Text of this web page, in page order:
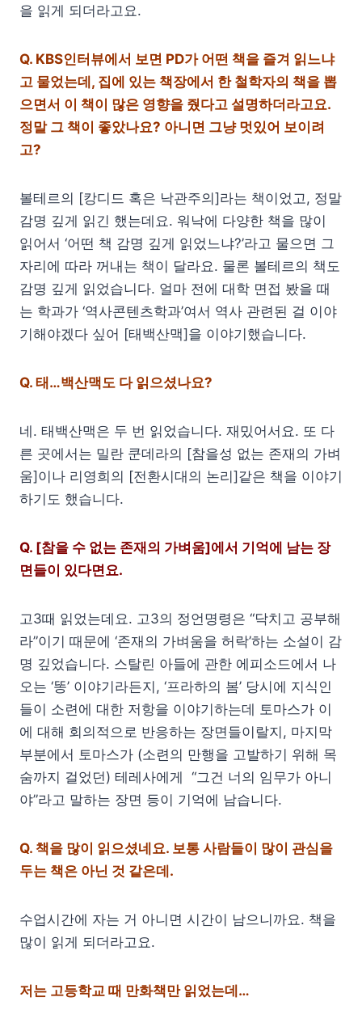
을 읽게 되더라고요.
Q. KBS인터뷰에서 보면 PD가 어떤 책을 즐겨 읽느냐
고 물었는데, 집에 있는 책장에서 한 철학자의 책을 뽑
으면서 이 책이 많은 영향을 줬다고 설명하더라고요.
정말 그 책이 좋았나요? 아니면 그냥 멋있어 보이려
고?
볼테르의 [캉디드 혹은 낙관주의]라는 책이었고, 정말
감명 깊게 읽긴 했는데요. 워낙에 다양한 책을 많이
읽어서 ‘어떤 책 감명 깊게 읽었느냐?’라고 물으면 그
자리에 따라 꺼내는 책이 달라요. 물론 볼테르의 책도
감명 깊게 읽었습니다. 얼마 전에 대학 면접 봤을 때
는 학과가 ‘역사콘텐츠학과’여서 역사 관련된 걸 이야
기해야겠다 싶어 [태백산맥]을 이야기했습니다.
Q. 태…백산맥도 다 읽으셨나요?
네. 태백산맥은 두 번 읽었습니다. 재밌어서요. 또 다
른 곳에서는 밀란 쿤데라의 [참을성 없는 존재의 가벼
움]이나 리영희의 [전환시대의 논리]같은 책을 이야기
하기도 했습니다.
Q. [참을 수 없는 존재의 가벼움]에서 기억에 남는 장
면들이 있다면요.
고3때 읽었는데요. 고3의 정언명령은 “닥치고 공부해
라”이기 때문에 ‘존재의 가벼움을 허락’하는 소설이 감
명 깊었습니다. 스탈린 아들에 관한 에피소드에서 나
오는 ‘똥’ 이야기라든지, ‘프라하의 봄’ 당시에 지식인
들이 소련에 대한 저항을 이야기하는데 토마스가 이
에 대해 회의적으로 반응하는 장면들이랄지, 마지막
부분에서 토마스가 (소련의 만행을 고발하기 위해 목
숨까지 걸었던) 테레사에게 “그건 너의 임무가 아니
야”라고 말하는 장면 등이 기억에 남습니다.
Q. 책을 많이 읽으셨네요. 보통 사람들이 많이 관심을
두는 책은 아닌 것 같은데.
수업시간에 자는 거 아니면 시간이 남으니까요. 책을
많이 읽게 되더라고요.
저는 고등학교 때 만화책만 읽었는데…